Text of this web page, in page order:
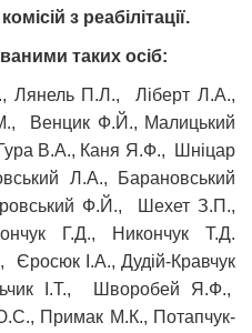
з реабілітації.
таких осіб:
Лянель П.Л., Ліберт Л.А.,
Венцик Ф.Й., Малицький
В.А., Каня Я.Ф., Шніцар
Л.А., Барановський
Ф.Й., Шехет З.П.,
Г.Д., Никончук Т.Д.
І.А., Дудій-Кравчук
І.Т., Шворобей Я.Ф.,
Примак М.К., Потапчук-